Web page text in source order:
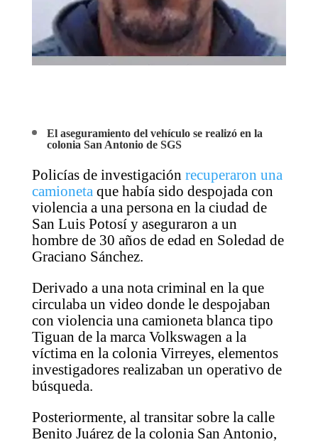
El aseguramiento del vehículo se realizó en la
colonia San Antonio de SGS
Policías de investigación recuperaron una
camionetaque había sido despojada con
violencia a una persona en la ciudad de
San Luis Potosí y aseguraron a un
hombre de 30 años de edad en Soledad de
Graciano Sánchez.
Derivado a una nota criminal en la que
circulaba un video donde le despojaban
con violencia una camioneta blanca tipo
Tiguan de la marca Volkswagen a la
víctima en la colonia Virreyes, elementos
investigadores realizaban un operativo de
búsqueda.
Posteriormente, al transitar sobre la calle
Benito Juárez de la colonia San Antonio,